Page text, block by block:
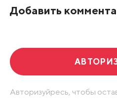
Добавить
Авторизуйресь, чтобы